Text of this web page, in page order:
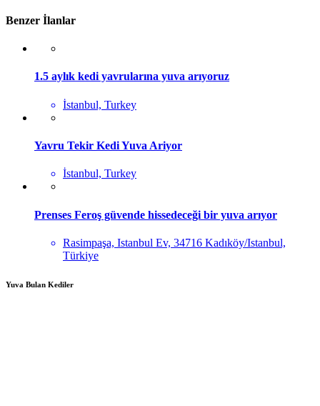
Benzer İlanlar
1.5 aylık kedi yavrularına yuva arıyoruz
İstanbul, Turkey
Yavru Tekir Kedi Yuva Ariyor
İstanbul, Turkey
Prenses Feroş güvende hissedeceği bir yuva arıyor
Rasimpaşa, Istanbul Ev, 34716 Kadıköy/Istanbul,
Türkiye
Yuva Bulan Kediler